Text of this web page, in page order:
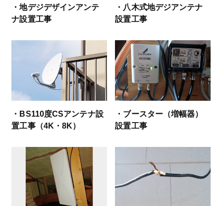
・地デジデザインアンテ
ナ設置工事
・八木式地デジアンテナ
設置工事
・BS110度CSアンテナ設
置工事（4K・8K）
・ブースター（増幅器）
設置工事